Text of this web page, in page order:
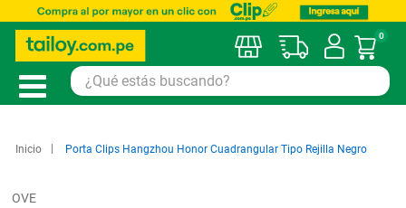
Mi
0
Inicio Porta Clips Hangzhou Honor Cuadrangular Tipo Rejilla Negro
OVE